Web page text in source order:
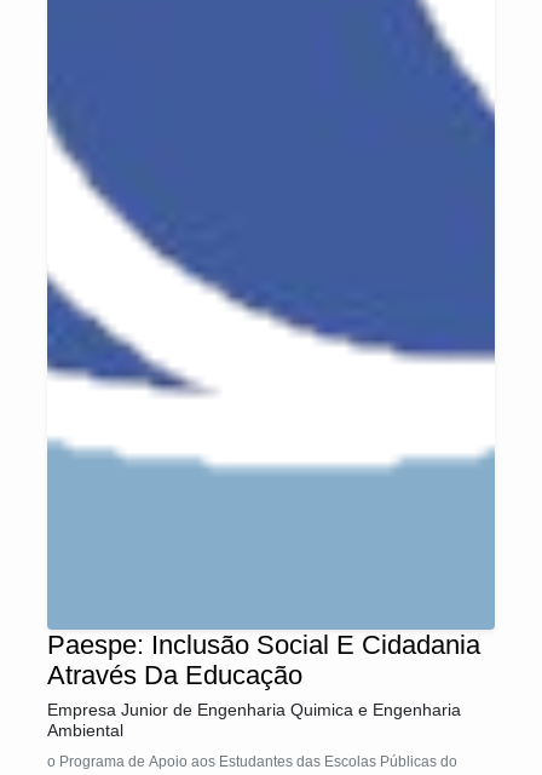
Paespe: Inclusão Social E Cidadania
Através Da Educação
Empresa Junior de Engenharia Quimica e Engenharia
Ambiental
o Programa de Apoio aos Estudantes das Escolas Públicas do